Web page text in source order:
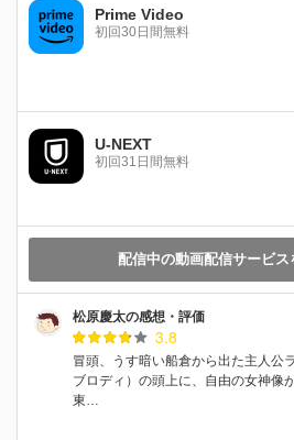
Prime Video
初回30日間無料
U-NEXT
初回31日間無料
配信中の動画配信サービス
松原慶太の感想・評価
3.8
冒頭、うす暗い船倉から出た主人公
ブロディ）の頭上に、自由の女神像
東…